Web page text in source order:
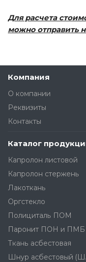
Для расчета
можно отправить
Компания
О компании
Реквизиты
Контакты
Каталог
Капролон листовой
Капролон стержень
Лакоткань
Оргстекло
Полициталь ПОМ
Паронит ПОН и ПМБ
Ткань асбестовая
Шнур асбестовый